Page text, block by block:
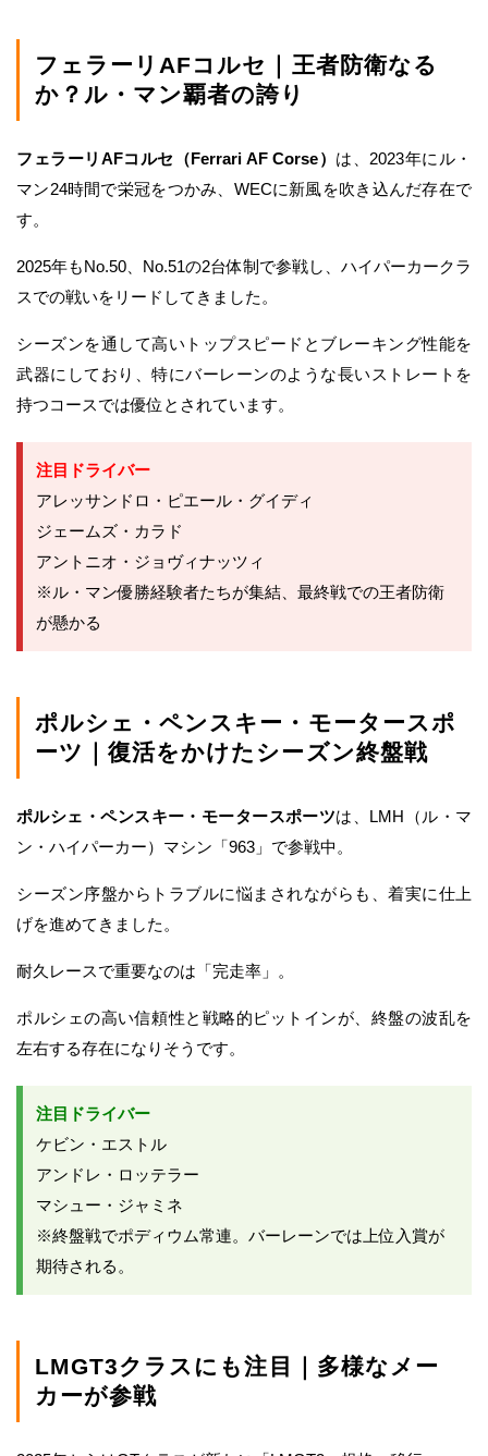
フェラーリAFコルセ｜王者防衛なる
か？ル・マン覇者の誇り
フェラーリAFコルセ（Ferrari AF Corse） は、2023年にル・
マン24時間で栄冠をつかみ、WECに新風を吹き込んだ存在で
す。
2025年もNo.50、No.51の2台体制で参戦し、ハイパーカークラ
スでの戦いをリードしてきました。
シーズンを通して高いトップスピードとブレーキング性能を
武器にしており、特にバーレーンのような長いストレートを
持つコースでは優位とされています。
注目ドライバー
アレッサンドロ・ピエール・グイディ
ジェームズ・カラド
アントニオ・ジョヴィナッツィ
※ル・マン優勝経験者たちが集結、最終戦での王者防衛
が懸かる
ポルシェ・ペンスキー・モータースポ
ーツ｜復活をかけたシーズン終盤戦
ポルシェ・ペンスキー・モータースポーツは、LMH（ル・マ
ン・ハイパーカー）マシン「963」で参戦中。
シーズン序盤からトラブルに悩まされながらも、着実に仕上
げを進めてきました。
耐久レースで重要なのは「完走率」。
ポルシェの高い信頼性と戦略的ピットインが、終盤の波乱を
左右する存在になりそうです。
注目ドライバー
ケビン・エストル
アンドレ・ロッテラー
マシュー・ジャミネ
※終盤戦でポディウム常連。バーレーンでは上位入賞が
期待される。
LMGT3クラスにも注目｜多様なメー
カーが参戦